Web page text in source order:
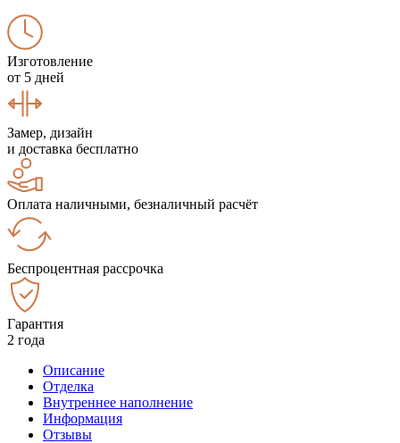
Изготовление
от 5 дней
Замер, дизайн
и доставка бесплатно
Оплата наличными, безналичный расчёт
Беспроцентная рассрочка
Гарантия
2 года
Описание
Отделка
Внутреннее наполнение
Информация
Отзывы